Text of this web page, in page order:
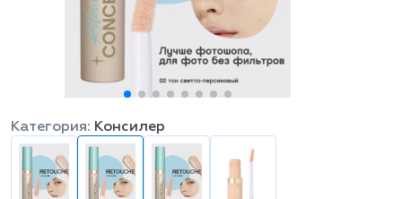
Категория: Консилер